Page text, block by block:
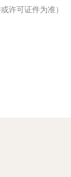
许可证件为准）